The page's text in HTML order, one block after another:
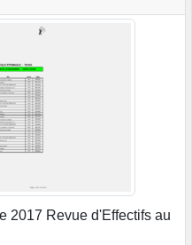
2017 Revue d'Effectifs au